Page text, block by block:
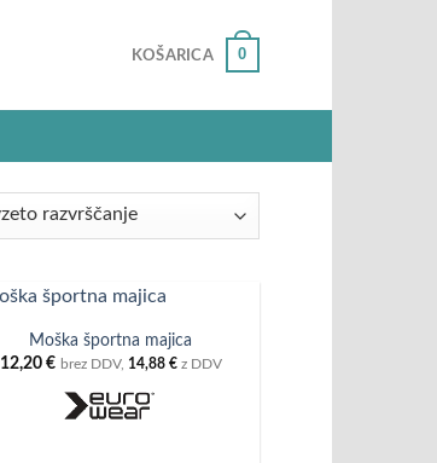
KOŠARICA 0
Moška športna majica
12,20 € brez DDV, 14,88 €z DDV